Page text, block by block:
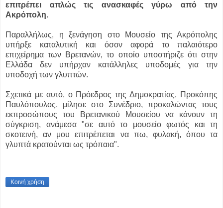
επιτρέπει απλώς τις ανασκαφές γύρω από την
Ακρόπολη.
Παραλλήλως, η ξενάγηση στο Μουσείο της Ακρόπολης
υπήρξε καταλυτική και όσον αφορά το παλαιότερο
επιχείρημα των Βρετανών, το οποίο υποστήριζε ότι στην
Ελλάδα δεν υπήρχαν κατάλληλες υποδομές για την
υποδοχή των γλυπτών.
Σχετικά με αυτό, ο Πρόεδρος της Δημοκρατίας, Προκόπης
Παυλόπουλος, μίλησε στο Συνέδριο, προκαλώντας τους
εκπροσώπους του Βρετανικού Μουσείου να κάνουν τη
σύγκριση, ανάμεσα "σε αυτό το μουσείο φωτός και τη
σκοτεινή, αν μου επιτρέπεται να πω, φυλακή, όπου τα
γλυπτά κρατούνται ως τρόπαια".
Κοινή χρήση